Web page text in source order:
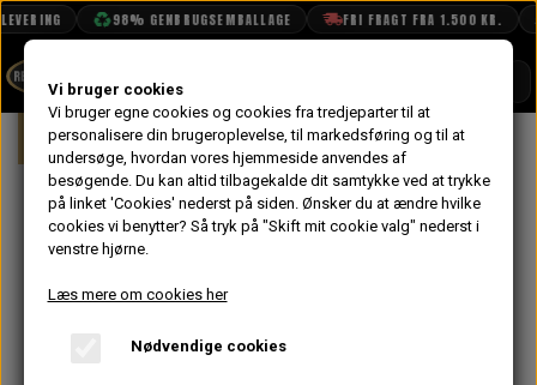
98% GENBRUGSEMBALLAGE FRI FRAGT FRA 1.500 KR.
BOOK TID
PROJEKTER
TEKNISK DATA
VANDPOLERING
Forside Lotus Lotus Europa
DENNE SIDE ER UNDER
OPBYGNING
Vi bruger cookies
Vi bruger egne cookies og cookies fra tredjeparter til at
personalisere din brugeroplevelse, til markedsføring og til at
undersøge, hvordan vores hjemmeside anvendes af
besøgende. Du kan altid tilbagekalde dit samtykke ved at trykke
på linket 'Cookies' nederst på siden. Ønsker du at ændre hvilke
cookies vi benytter? Så tryk på "Skift mit cookie valg" nederst i
venstre hjørne.
Læs mere om cookies her
Nødvendige cookies